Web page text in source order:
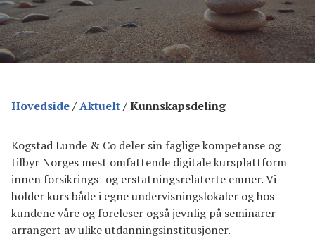
Hovedside/Aktuelt/Kunnskapsdeling
Kogstad Lunde & Co deler sin faglige kompetanse og
tilbyr Norges mest omfattende digitale kursplattform
innen forsikrings- og erstatningsrelaterte emner. Vi
holder kurs både i egne undervisningslokaler og hos
kundene våre og foreleser også jevnlig på seminarer
arrangert av ulike utdanningsinstitusjoner.